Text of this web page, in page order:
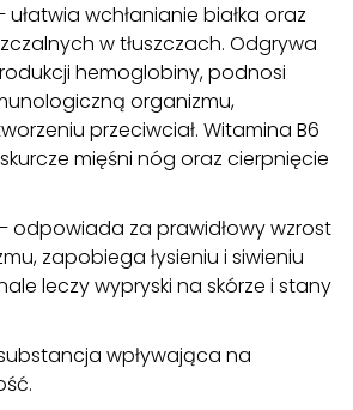
ułatwia wchłanianie białka oraz
w tłuszczach. Odgrywa
hemoglobiny, podnosi
organizmu,
przeciwciał. Witamina B6
mięśni nóg oraz cierpnięcie
odpowiada za prawidłowy wzrost
zapobiega łysieniu i siwieniu
leczy wypryski na skórze i stany
wpływająca na